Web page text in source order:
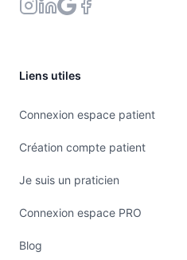
Liens utiles
Connexion espace patient
Création compte patient
Je suis un praticien
Connexion espace PRO
Blog